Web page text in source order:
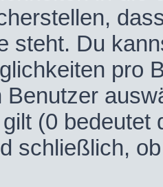
steht. Du
pro
Benutzer
(0 bedeutet
schließlich,